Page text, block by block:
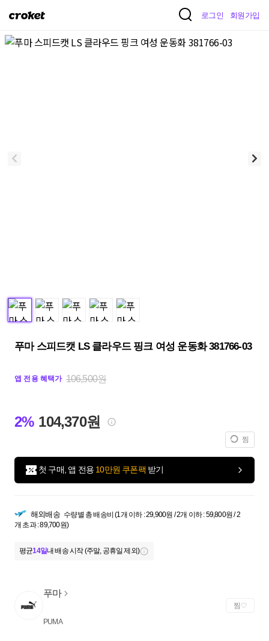
크
켓
로그인 회원가입
푸마 스피드캣 LS 클라우드 핑크 여성 운동화 381766-03
앱 전용 혜택가 106,500원
2% 104,370원
찜
첫 구매, 앱 전용 10만원 쿠폰팩 받기
해외배송 수량별 총 배송비 (1개 이하 : 29,900원 / 2개 이하 : 59,800원 / 2
개 초과 : 89,700원)
평균14일내 배송 시작 (주말, 공휴일 제외)
푸마
PUMA
찜